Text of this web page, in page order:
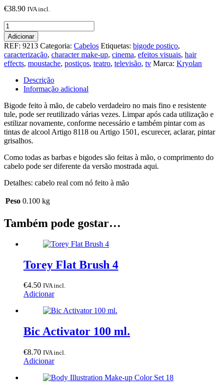
€38.90 IVA incl.
Quantidade
de
Bigode
postiço
feito
à
mão
com
natural
Adicionar
REF: 9213 Categoria: Cabelos Etiquetas: bigode postiço,
caracterização, character make-up, cinema, efeitos visuais, hair
effects, moustache, postiços, teatro, televisão, tv Marca: Kryolan
Descrição
Informação adicional
Bigode feito à mão, de cabelo verdadeiro no mais fino e resistente
tule, pode ser reutilizado várias vezes. Limpar após cada utilização e
estilizar novamente, conforme necessário e também pintar com as
tintas de alcool Artigo 8118 ou Artigo 1501, escurecer, aclarar, pintar
grisalhos.
Como todas as barbas e bigodes são feitas à mão, o comprimento do
cabelo pode ser diferente da versão mostrada aqui.
Detalhes: cabelo real com nó feito à mão
Peso 0.100 kg
Também pode gostar…
Torey Flat Brush 4
€4.50 IVA incl.
Adicionar
Bic Activator 100 ml.
€8.70 IVA incl.
Adicionar